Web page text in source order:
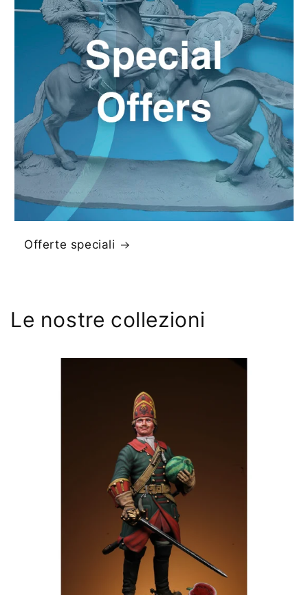
Offerte speciali
Le nostre collezioni